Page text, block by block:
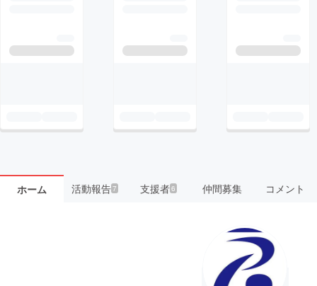
ホーム 活動報告7 支援者6 仲間募集 コメント